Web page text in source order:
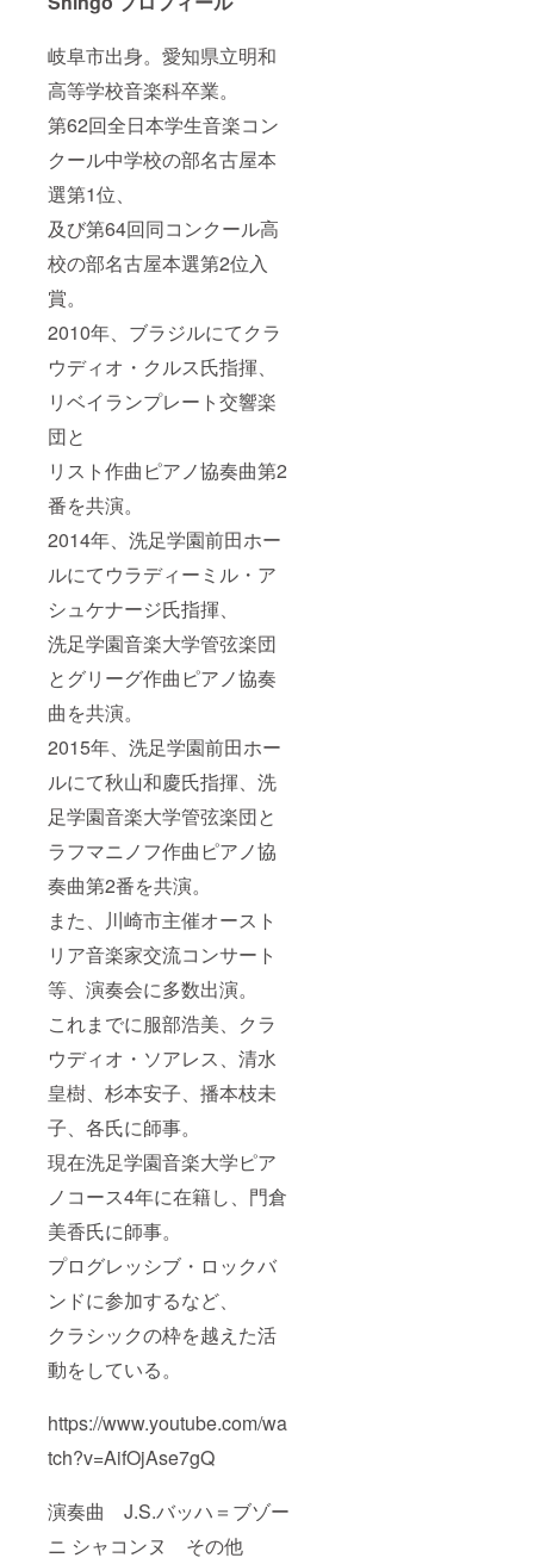
岐阜市出身。愛知県立明和
高等学校音楽科卒業。
第62回全日本学生音楽コン
クール中学校の部名古屋本
選第1位、
及び第64回同コンクール高
校の部名古屋本選第2位入
賞。
2010年、ブラジルにてクラ
ウディオ・クルス氏指揮、
リベイランプレート交響楽
団と
リスト作曲ピアノ協奏曲第2
番を共演。
2014年、洗足学園前田ホー
ルにてウラディーミル・ア
シュケナージ氏指揮、
洗足学園音楽大学管弦楽団
とグリーグ作曲ピアノ協奏
曲を共演。
2015年、洗足学園前田ホー
ルにて秋山和慶氏指揮、洗
足学園音楽大学管弦楽団と
ラフマニノフ作曲ピアノ協
奏曲第2番を共演。
また、川崎市主催オースト
リア音楽家交流コンサート
等、演奏会に多数出演。
これまでに服部浩美、クラ
ウディオ・ソアレス、清水
皇樹、杉本安子、播本枝未
子、各氏に師事。
現在洗足学園音楽大学ピア
ノコース4年に在籍し、門倉
美香氏に師事。
プログレッシブ・ロックバ
ンドに参加するなど、
クラシックの枠を越えた活
動をしている。
https://www.youtube.com/wa
tch?v=AifOjAse7gQ
演奏曲 J.S.バッハ＝ブゾー
ニ シャコンヌ その他